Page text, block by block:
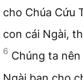
cho Chúa Cứu
con cái Ngài,
6 Chúng ta